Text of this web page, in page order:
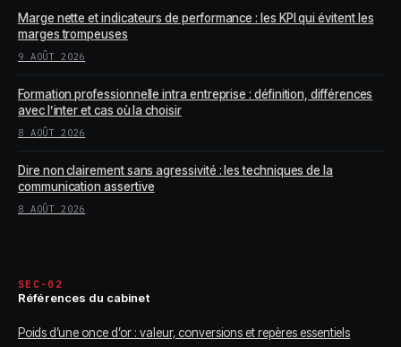
Marge nette et indicateurs de performance : les KPI qui évitent les
marges trompeuses
9 AOÛT 2026
Formation professionnelle intra entreprise : définition, différences
avec l’inter et cas où la choisir
8 AOÛT 2026
Dire non clairement sans agressivité : les techniques de la
communication assertive
8 AOÛT 2026
SEC-02
Références du cabinet
Poids d’une once d’or : valeur, conversions et repères essentiels